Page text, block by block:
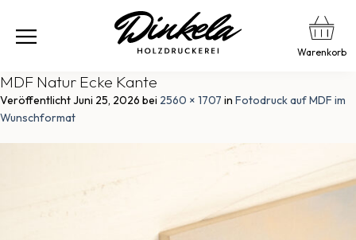
Warenkorb
MDF Natur Ecke Kante
VeröffentlichtJuni 25, 2026 bei 2560 × 1707 in Fotodruck auf MDF im
Wunschformat